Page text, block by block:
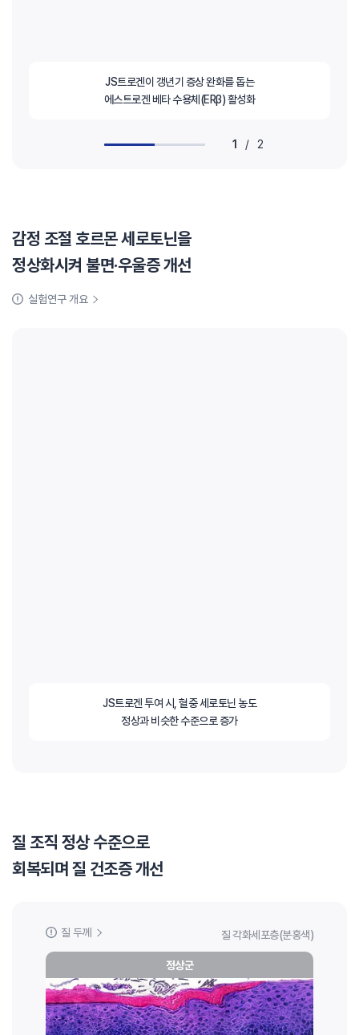
JS트로겐이 갱년기 증상 완화를 돕는
에스트로겐 베타 수용체(ERβ) 활성화
1 / 2
감정 조절 호르몬 세로토닌을
정상화시켜 불면·우울증 개선
실험연구 개요
JS트로겐 투여 시, 혈중 세로토닌 농도
정상과 비슷한 수준으로 증가
질 조직 정상 수준으로
회복되며 질 건조증 개선
질 두께 질 각화세포층(분홍색)
정상군